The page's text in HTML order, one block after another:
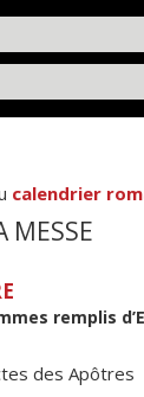
calendrier
MESSE
remplis
des Apôtres